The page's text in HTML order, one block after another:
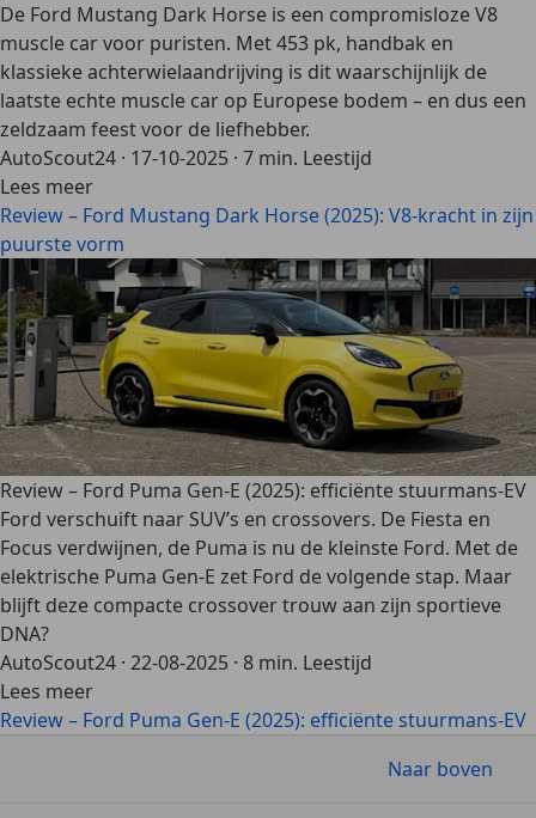
De Ford Mustang Dark Horse is een compromisloze V8
muscle car voor puristen. Met 453 pk, handbak en
klassieke achterwielaandrijving is dit waarschijnlijk de
laatste echte muscle car op Europese bodem – en dus een
zeldzaam feest voor de liefhebber.
AutoScout24 · 17-10-2025 · 7 min. Leestijd
Lees meer
Review – Ford Mustang Dark Horse (2025): V8-kracht in zijn
puurste vorm
Review – Ford Puma Gen-E (2025): efficiënte stuurmans-EV
Ford verschuift naar SUV’s en crossovers. De Fiesta en
Focus verdwijnen, de Puma is nu de kleinste Ford. Met de
elektrische Puma Gen-E zet Ford de volgende stap. Maar
blijft deze compacte crossover trouw aan zijn sportieve
DNA?
AutoScout24 · 22-08-2025 · 8 min. Leestijd
Lees meer
Review – Ford Puma Gen-E (2025): efficiënte stuurmans-EV
Naar boven